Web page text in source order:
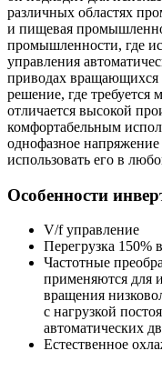
различных областях
и пищевая
промышленности, где
управления
приводах вращающихся
решение, где требуется
отличается высокой
комфортабельным
однофазное
использовать его в
Особенности
V/f управление
Перегрузка 150%
Частотные
применяются для
вращения
c нагрузкой
автоматических
Естественное